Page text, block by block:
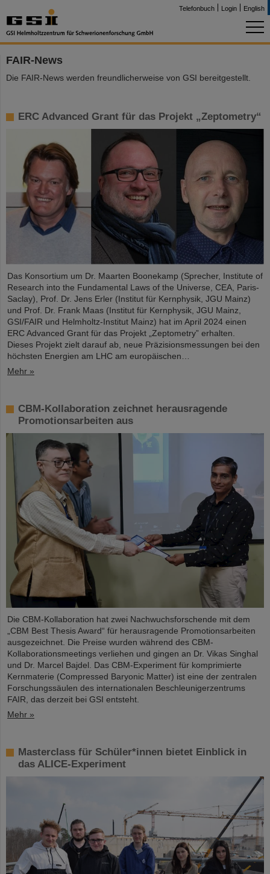
Telefonbuch Login English
FAIR-News
Die FAIR-News werden freundlicherweise von GSI bereitgestellt.
ERC Advanced Grant für das Projekt „Zeptometry“
Das Konsortium um Dr. Maarten Boonekamp (Sprecher, Institute of
Research into the Fundamental Laws of the Universe, CEA, Paris-
Saclay), Prof. Dr. Jens Erler (Institut für Kernphysik, JGU Mainz)
und Prof. Dr. Frank Maas (Institut für Kernphysik, JGU Mainz,
GSI/FAIR und Helmholtz-Institut Mainz) hat im April 2024 einen
ERC Advanced Grant für das Projekt „Zeptometry” erhalten.
Dieses Projekt zielt darauf ab, neue Präzisionsmessungen bei den
höchsten Energien am LHC am europäischen…
Mehr »
CBM-Kollaboration zeichnet herausragende
Promotionsarbeiten aus
Die CBM-Kollaboration hat zwei Nachwuchsforschende mit dem
„CBM Best Thesis Award“ für herausragende Promotionsarbeiten
ausgezeichnet. Die Preise wurden während des CBM-
Kollaborationsmeetings verliehen und gingen an Dr. Vikas Singhal
und Dr. Marcel Bajdel. Das CBM-Experiment für komprimierte
Kernmaterie (Compressed Baryonic Matter) ist eine der zentralen
Forschungssäulen des internationalen Beschleunigerzentrums
FAIR, das derzeit bei GSI entsteht.
Mehr »
Masterclass für Schüler*innen bietet Einblick in
das ALICE-Experiment